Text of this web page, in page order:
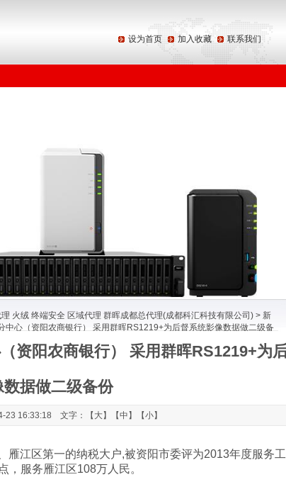
设为首页 加入收藏 联系我们
火绒 终端安全 区域代理 群晖成都总代理(成都科汇科技有限公司) > 新
中心（资阳农商银行） 采用群晖RS1219+为后督系统影像数据做二级备
资阳农商银行） 采用群晖RS1219+为
据做二级备份
23 16:33:18 文字：【 大】【中 】【小】
江区第一的纳税大户,被资阳市委评为2013年度服务工
，服务雁江区108万人民。